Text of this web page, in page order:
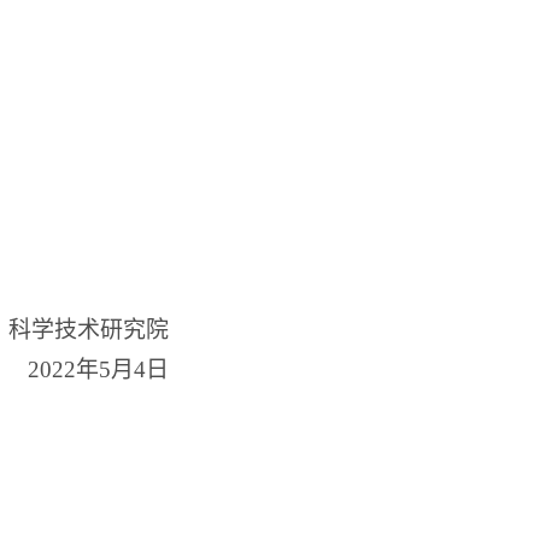
科学技术研究院
月4日